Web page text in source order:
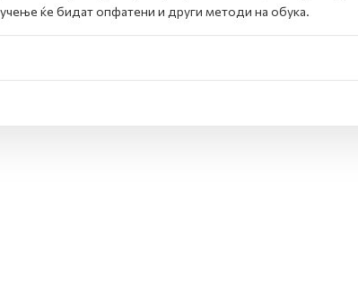
учење ќе бидат опфатени и други методи на обука.